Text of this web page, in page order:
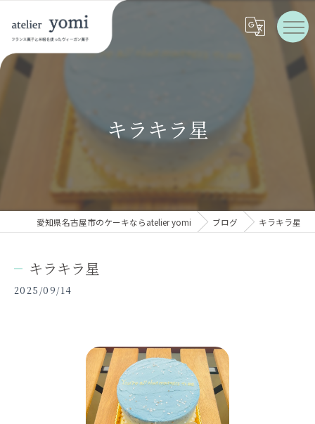
キラキラ星
愛知県名古屋市のケーキならatelier yomi ブログ キラキラ星
キラキラ星
2025/09/14